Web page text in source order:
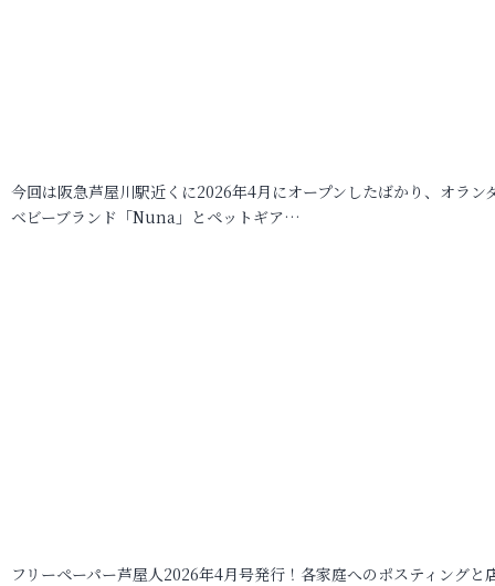
今回は阪急芦屋川駅近くに2026年4月にオープンしたばかり、オラン
ベビーブランド「Nuna」とペットギア…
フリーペーパー芦屋人2026年4月号発行！各家庭へのポスティングと